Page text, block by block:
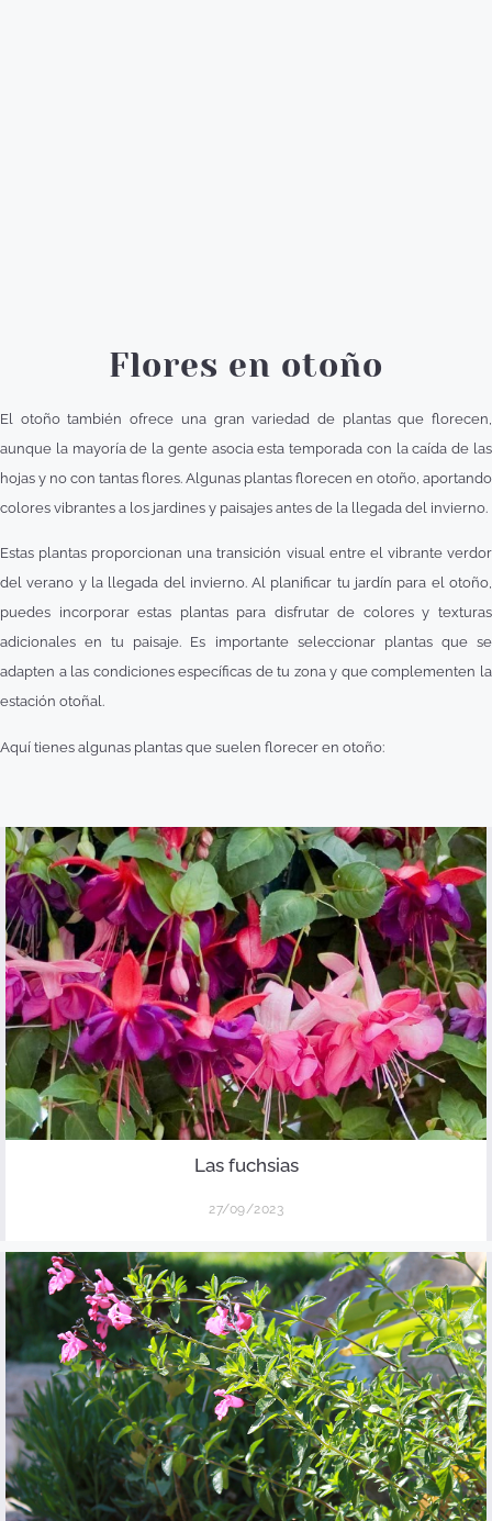
Flores en otoño
El otoño también ofrece una gran variedad de plantas que florecen,
aunque la mayoría de la gente asocia esta temporada con la caída de las
hojas y no con tantas flores. Algunas plantas florecen en otoño, aportando
colores vibrantes a los jardines y paisajes antes de la llegada del invierno.
Estas plantas proporcionan una transición visual entre el vibrante verdor
del verano y la llegada del invierno. Al planificar tu jardín para el otoño,
puedes incorporar estas plantas para disfrutar de colores y texturas
adicionales en tu paisaje. Es importante seleccionar plantas que se
adapten a las condiciones específicas de tu zona y que complementen la
estación otoñal.
Aquí tienes algunas plantas que suelen florecer en otoño:
Las fuchsias
27/09/2023